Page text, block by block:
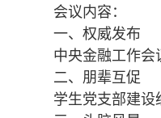
会议内容：
一、权威发布
中央金融工作会
二、朋辈互促
学生党支部建设